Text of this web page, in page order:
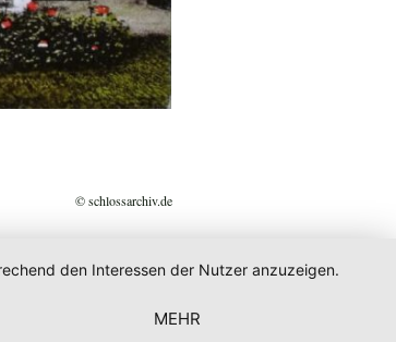
© schlossarchiv.de
den Interessen der Nutzer anzuzeigen.
MEHR